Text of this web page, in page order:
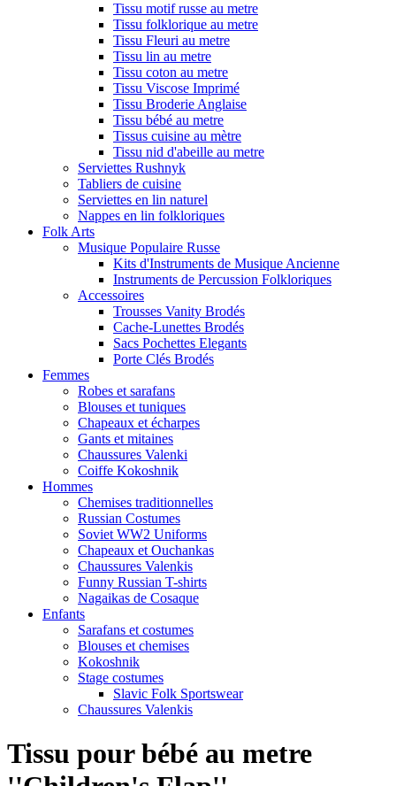
Tissu motif russe au metre
Tissu folklorique au metre
Tissu Fleuri au metre
Tissu lin au metre
Tissu coton au metre
Tissu Viscose Imprimé
Tissu Broderie Anglaise
Tissu bébé au metre
Tissus cuisine au mètre
Tissu nid d'abeille au metre
Serviettes Rushnyk
Tabliers de cuisine
Serviettes en lin naturel
Nappes en lin folkloriques
Folk Arts
Musique Populaire Russe
Kits d'Instruments de Musique Ancienne
Instruments de Percussion Folkloriques
Accessoires
Trousses Vanity Brodés
Cache-Lunettes Brodés
Sacs Pochettes Elegants
Porte Clés Brodés
Femmes
Robes et sarafans
Blouses et tuniques
Chapeaux et écharpes
Gants et mitaines
Chaussures Valenki
Coiffe Kokoshnik
Hommes
Chemises traditionnelles
Russian Costumes
Soviet WW2 Uniforms
Chapeaux et Ouchankas
Chaussures Valenkis
Funny Russian T-shirts
Nagaikas de Cosaque
Enfants
Sarafans et costumes
Blouses et chemises
Kokoshnik
Stage costumes
Slavic Folk Sportswear
Chaussures Valenkis
Tissu pour bébé au metre